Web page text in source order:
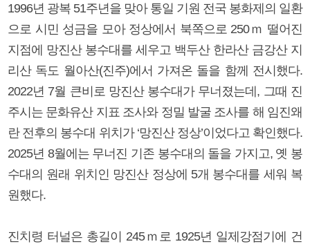
1996년 광복 51주년을 맞아 통일 기원 전국 봉화제의 일환
으로 시민 성금을 모아 정상에서 북쪽으로 250ｍ 떨어진
지점에 망진산 봉수대를 세우고 백두산 한라산 금강산 지
리산 독도 월아산(진주)에서 가져온 돌을 함께 전시했다.
2022년 7월 큰비로 망진산 봉수대가 무너졌는데, 그때 진
주시는 문화유산 지표 조사와 정밀 발굴 조사를 해 임진왜
란 전후의 봉수대 위치가 ‘망진산 정상’이었다고 확인했다.
2025년 8월에는 무너진 기존 봉수대의 돌을 가지고, 옛 봉
수대의 원래 위치인 망진산 정상에 5개 봉수대를 세워 복
원했다.
진치령 터널은 총길이 245ｍ로 1925년 일제강점기에 건